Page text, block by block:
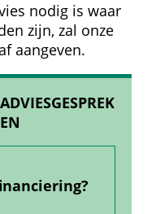
nodig is waar
zijn, zal onze
aangeven.